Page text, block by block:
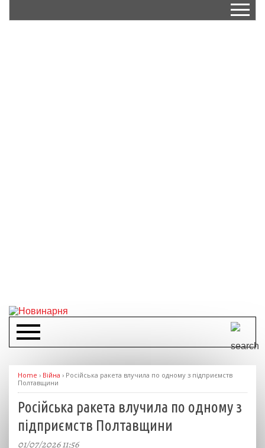
Home › Війна › Російська ракета влучила по одному з підприємств
Полтавщини
Російська ракета влучила по одному з
підприємств Полтавщини
01/07/2026 11:56